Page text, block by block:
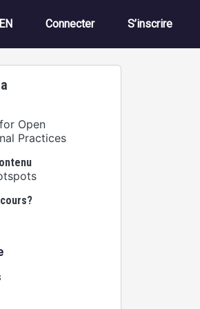
EN Menu du compte
Connecter S’inscrire
Open
Practices